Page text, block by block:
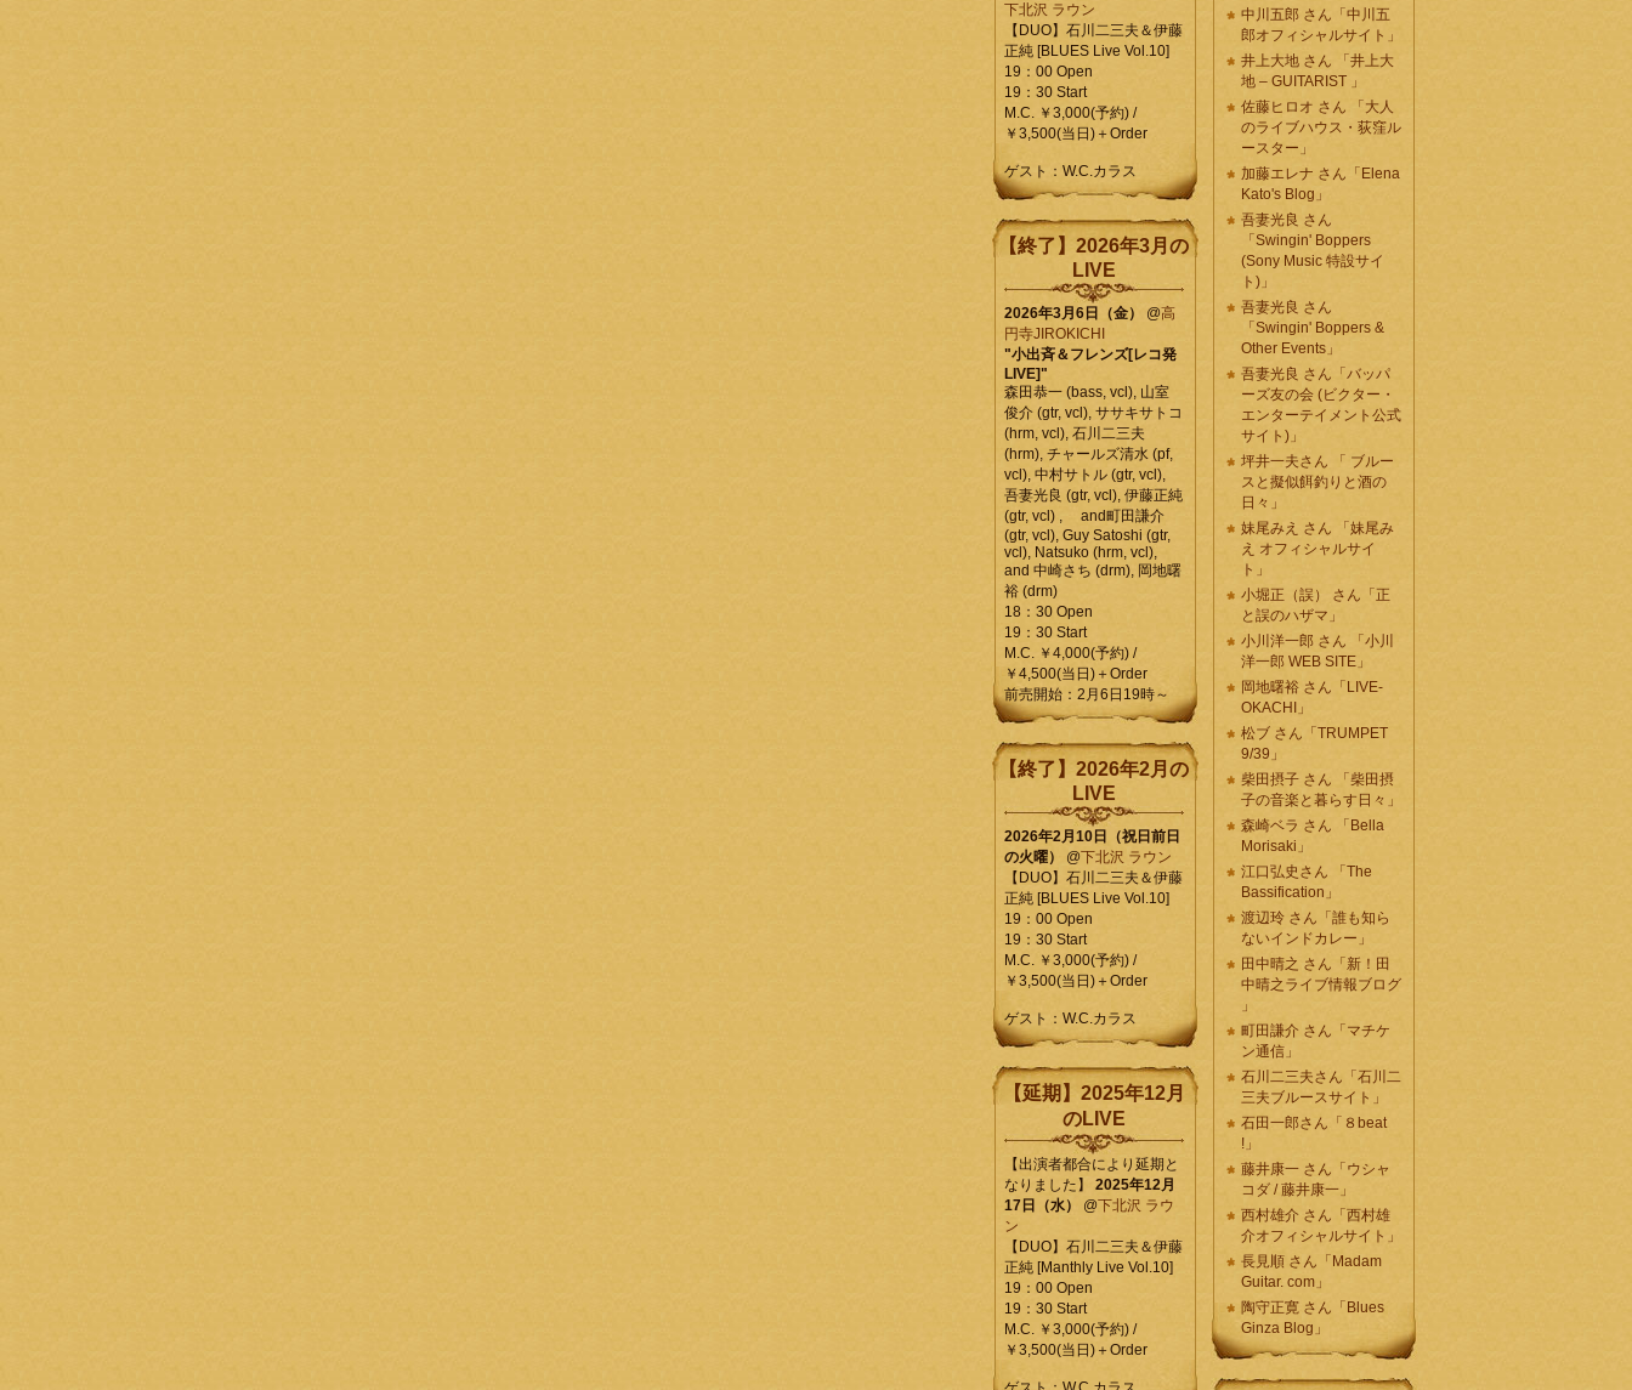
下北沢 ラウン
【DUO】石川二三夫＆伊藤
正純 [BLUES Live Vol.10]
19：00 Open
19：30 Start
M.C. ￥3,000(予約) /
￥3,500(当日)＋Order
ゲスト：W.C.カラス
【終了】2026年3月の
LIVE
2026年3月6日（金） @高
円寺JIROKICHI
"小出斉＆フレンズ[レコ発
LIVE]"
森田恭一 (bass, vcl), 山室
俊介 (gtr, vcl), ササキサトコ
(hrm, vcl), 石川二三夫
(hrm), チャールズ清水 (pf,
vcl), 中村サトル (gtr, vcl),
吾妻光良 (gtr, vcl), 伊藤正純
(gtr, vcl) , and町田謙介
(gtr, vcl), Guy Satoshi (gtr,
vcl), Natsuko (hrm, vcl),
and 中崎さち (drm), 岡地曙
裕 (drm)
18：30 Open
19：30 Start
M.C. ￥4,000(予約) /
￥4,500(当日)＋Order
前売開始：2月6日19時～
【終了】2026年2月の
LIVE
2026年2月10日（祝日前日
の火曜）
@下北沢 ラウン
【DUO】石川二三夫＆伊藤
正純 [BLUES Live Vol.10]
19：00 Open
19：30 Start
M.C. ￥3,000(予約) /
￥3,500(当日)＋Order
ゲスト：W.C.カラス
【延期】2025年12月
のLIVE
【出演者都合により延期と
なりました】 2025年12月
17日（水）
@下北沢 ラウ
ン
【DUO】石川二三夫＆伊藤
正純 [Manthly Live Vol.10]
19：00 Open
19：30 Start
M.C. ￥3,000(予約) /
￥3,500(当日)＋Order
中川五郎 さん「中川五
郎オフィシャルサイト」
井上大地 さん 「井上大
地 – GUITARIST 」
佐藤ヒロオ さん 「大人
のライブハウス・荻窪ル
ースター」
加藤エレナ さん「Elena
Kato's Blog」
吾妻光良 さん
「Swingin' Boppers
(Sony Music 特設サイ
ト)」
吾妻光良 さん
「Swingin' Boppers &
Other Events」
吾妻光良 さん「バッパ
ーズ友の会 (ビクター・
エンターテイメント公式
サイト)」
坪井一夫さん 「 ブルー
スと擬似餌釣りと酒の
日々」
妹尾みえ さん 「妹尾み
え オフィシャルサイ
ト」
小堀正（誤） さん「正
と誤のハザマ」
小川洋一郎 さん 「小川
洋一郎 WEB SITE」
岡地曙裕 さん「LIVE-
OKACHI」
松ブ さん「TRUMPET
9/39」
柴田摂子 さん 「柴田摂
子の音楽と暮らす日々」
森崎ベラ さん 「Bella
Morisaki」
江口弘史さん 「The
Bassification」
渡辺玲 さん「誰も知ら
ないインドカレー」
田中晴之 さん「新！田
中晴之ライブ情報ブログ
」
町田謙介 さん「マチケ
ン通信」
石川二三夫さん「石川二
三夫ブルースサイト」
石田一郎さん「８beat
!」
藤井康一 さん「ウシャ
コダ / 藤井康一」
西村雄介 さん「西村雄
介オフィシャルサイト」
長見順 さん「Madam
Guitar. com」
陶守正寛 さん「Blues
Ginza Blog」